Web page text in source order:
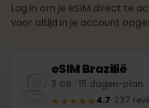
Log in om je eSIM direct te
voor altijd in je account
eSIMBrazilië
3 GB · 15 dagen-plan
★★★★★ 4.7· 237